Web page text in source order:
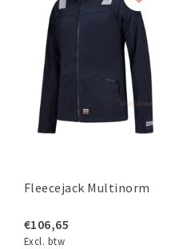
Fleecejack Multinorm
€106,65
Excl. btw